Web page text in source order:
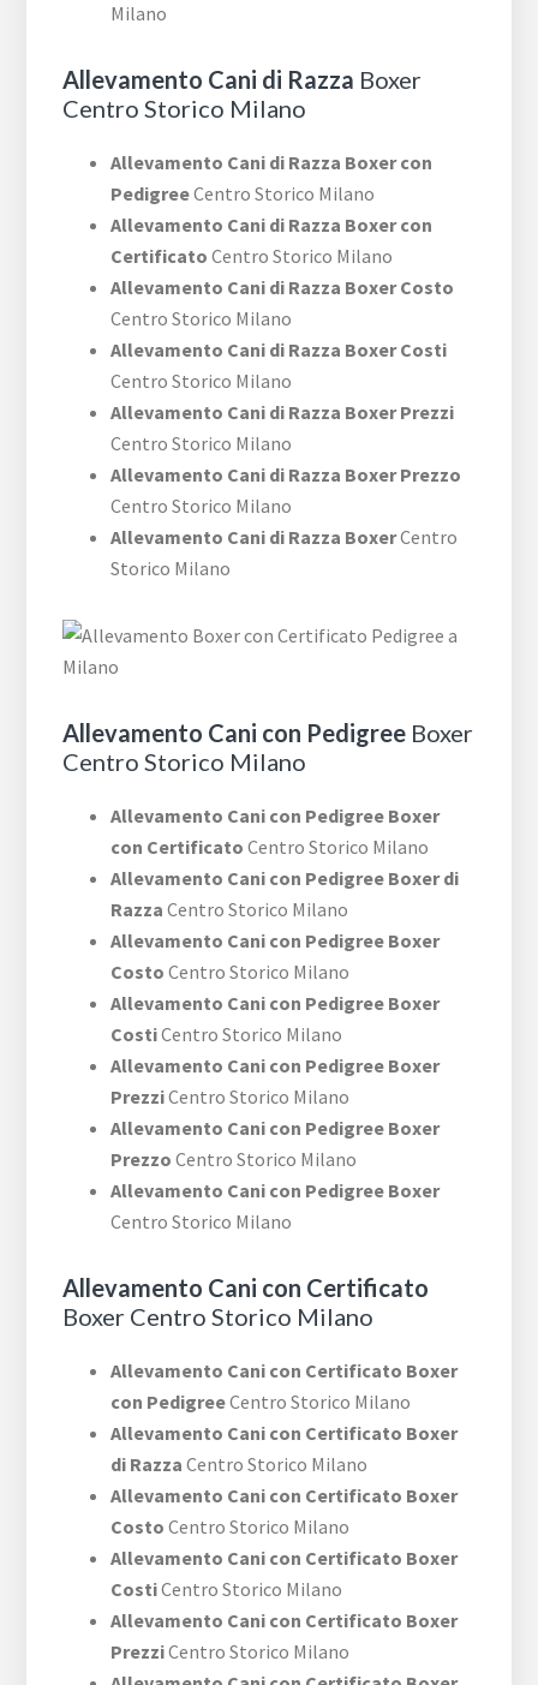
Milano
Allevamento Cani di Razza Boxer
Centro Storico Milano
Allevamento Cani di Razza Boxer con
PedigreeCentro Storico Milano
Allevamento Cani di Razza Boxer con
Certificato Centro Storico Milano
Allevamento Cani di Razza Boxer Costo
Centro Storico Milano
Allevamento Cani di Razza Boxer Costi
Centro Storico Milano
Allevamento Cani di Razza Boxer Prezzi
Centro Storico Milano
Allevamento Cani di Razza Boxer Prezzo
Centro Storico Milano
Allevamento Cani di Razza BoxerCentro
Storico Milano
Allevamento Cani con Pedigree Boxer
Centro Storico Milano
Allevamento Cani con Pedigree Boxer
con Certificato Centro Storico Milano
Allevamento Cani con Pedigree Boxer di
Razza Centro Storico Milano
Allevamento Cani con Pedigree Boxer
Costo Centro Storico Milano
Allevamento Cani con Pedigree Boxer
CostiCentro Storico Milano
Allevamento Cani con Pedigree Boxer
PrezziCentro Storico Milano
Allevamento Cani con Pedigree Boxer
Prezzo Centro Storico Milano
Allevamento Cani con Pedigree Boxer
Centro Storico Milano
Allevamento Cani con Certificato
Boxer Centro Storico Milano
Allevamento Cani con Certificato Boxer
con PedigreeCentro Storico Milano
Allevamento Cani con Certificato Boxer
di Razza Centro Storico Milano
Allevamento Cani con Certificato Boxer
Costo Centro Storico Milano
Allevamento Cani con Certificato Boxer
CostiCentro Storico Milano
Allevamento Cani con Certificato Boxer
PrezziCentro Storico Milano